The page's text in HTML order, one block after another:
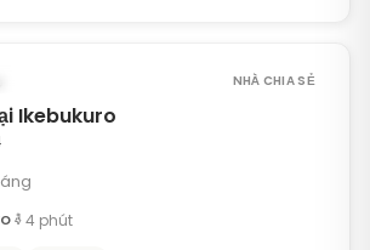
NHÀ CHIA SẺ
Ikebukuro
4 phút